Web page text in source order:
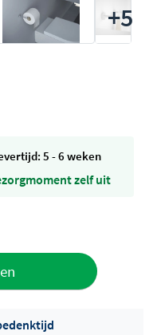
+5
5 - 6 weken
zelf uit